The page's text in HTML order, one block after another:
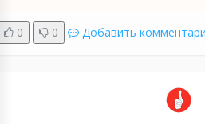
0 0 Добавить